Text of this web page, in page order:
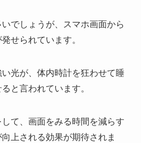
でしょうが、スマホ画面から
せられています。
光が、体内時計を狂わせて睡
と言われています。
て、画面をみる時間を減らす
上される効果が期待されま